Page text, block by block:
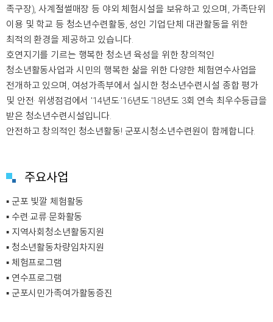
족구장), 사계절썰매장 등 야외 체험시설을 보유하고 있으며, 가족단위
이용 및 학교 등 청소년수련활동, 성인 기업·단체 대관활동을 위한
최적의 환경을 제공하고 있습니다.
호연지기를 기르는 행복한 청소년 육성을 위한 창의적인
청소년활동사업과 시민의 행복한 삶을 위한 다양한 체험연수사업을
전개하고 있으며, 여성가족부에서 실시한 청소년수련시설 종합 평가
및 안전· 위생점검에서 '14년도·'16년도·'18년도 3회 연속 최우수등급을
받은 청소년수련시설입니다.
안전하고 창의적인 청소년활동! 군포시청소년수련원이 함께합니다.
주요사업
▪ 군포 빛깔 체험활동
▪ 수련·교류·문화활동
▪ 지역사회청소년활동지원
▪ 청소년활동차량임차지원
▪ 체험프로그램
▪ 연수프로그램
▪ 군포시민가족여가활동증진